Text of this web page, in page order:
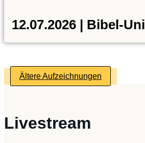
12.07.2026 | Bibel-Uni
Ältere Aufzeichnungen
Livestream